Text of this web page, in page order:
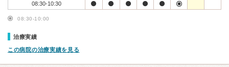
08:30-10:30
08:30-10:00
治療実績
この病院の治療実績を見る